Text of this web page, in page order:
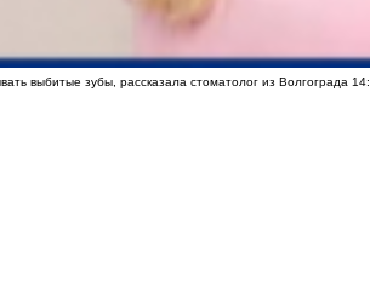
выбитые зубы, рассказала стоматолог из Волгограда